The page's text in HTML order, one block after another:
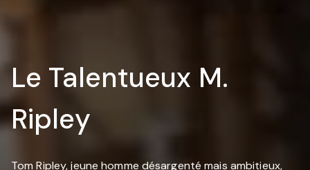
Le Talentueux M.
Ripley
Tom Ripley, jeune homme désargenté mais ambitieux,